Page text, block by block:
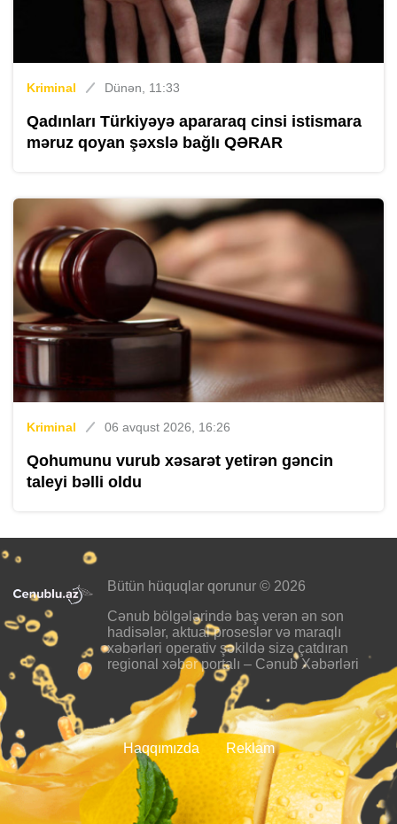
Kriminal Dünən, 11:33
Qadınları Türkiyəyə apararaq cinsi istismara
məruz qoyan şəxslə bağlı QƏRAR
Kriminal 06 avqust 2026, 16:26
Qohumunu vurub xəsarət yetirən gəncin
taleyi bəlli oldu
Bütün hüquqlar qorunur © 2026
Cənub bölgələrində baş verən ən son
hadisələr, aktual proseslər və maraqlı
xəbərləri operativ şəkildə sizə çatdıran
regional xəbər portalı – Cənub Xəbərləri
Haqqımızda Reklam